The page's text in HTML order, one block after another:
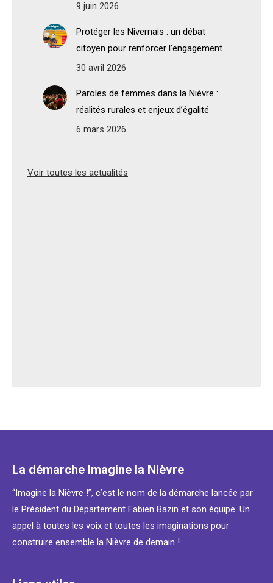
9 juin 2026
Protéger les Nivernais : un débat
citoyen pour renforcer l’engagement
30 avril 2026
Paroles de femmes dans la Nièvre :
réalités rurales et enjeux d’égalité
6 mars 2026
Voir toutes les actualités
La démarche Imagine la Nièvre
“Imagine la Nièvre !”, c’est le nom de la démarche lancée par
le Président du Département Fabien Bazin et son équipe. Un
appel à toutes les voix et toutes les imaginations pour
construire ensemble la Nièvre de demain !